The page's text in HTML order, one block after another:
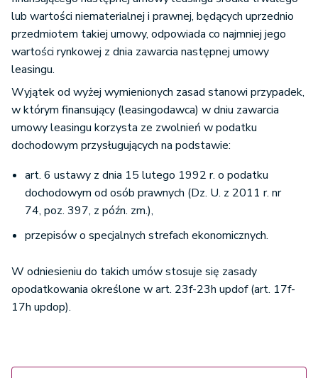
lub wartości niematerialnej i prawnej, będących uprzednio
przedmiotem takiej umowy, odpowiada co najmniej jego
wartości rynkowej z dnia zawarcia następnej umowy
leasingu.
Wyjątek od wyżej wymienionych zasad stanowi przypadek,
w którym finansujący (leasingodawca) w dniu zawarcia
umowy leasingu korzysta ze zwolnień w podatku
dochodowym przysługujących na podstawie:
art. 6 ustawy z dnia 15 lutego 1992 r. o podatku
dochodowym od osób prawnych (Dz. U. z 2011 r. nr
74, poz. 397, z późn. zm.),
przepisów o specjalnych strefach ekonomicznych.
W odniesieniu do takich umów stosuje się zasady
opodatkowania określone w art. 23f-23h updof (art. 17f-
17h updop).